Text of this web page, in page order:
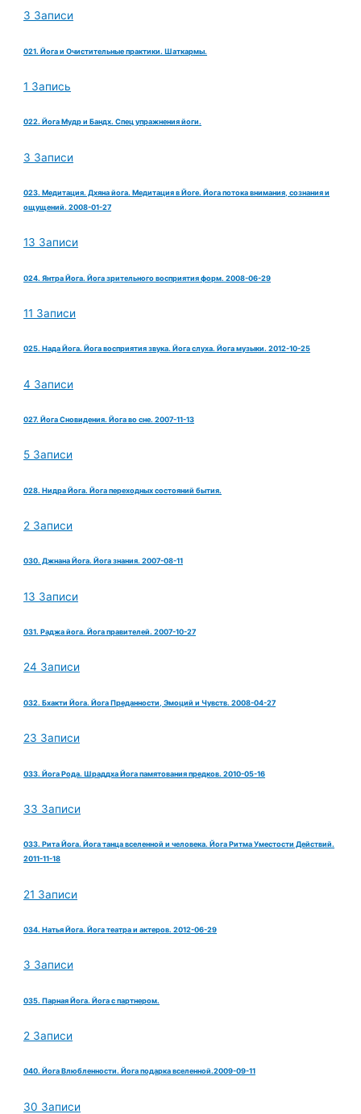
3 Записи
021. Йога и Очистительные практики. Шаткармы.
1 Запись
022. Йога Мудр и Бандх. Спец упражнения йоги.
3 Записи
023. Медитация. Дхяна йога. Медитация в Йоге. Йога потока внимания, сознания и
ощущений. 2008-01-27
13 Записи
024. Янтра Йога. Йога зрительного восприятия форм. 2008-06-29
11 Записи
025. Нада Йога. Йога восприятия звука. Йога слуха. Йога музыки. 2012-10-25
4 Записи
027. Йога Сновидения. Йога во сне. 2007-11-13
5 Записи
028. Нидра Йога. Йога переходных состояний бытия.
2 Записи
030. Джнана Йога. Йога знания. 2007-08-11
13 Записи
031. Раджа йога. Йога правителей. 2007-10-27
24 Записи
032. Бхакти Йога. Йога Преданности, Эмоций и Чувств. 2008-04-27
23 Записи
033. Йога Рода. Шраддха Йога памятования предков. 2010-05-16
33 Записи
033. Рита Йога. Йога танца вселенной и человека. Йога Ритма Уместости Действий.
2011-11-18
21 Записи
034. Натья Йога. Йога театра и актеров. 2012-06-29
3 Записи
035. Парная Йога. Йога с партнером.
2 Записи
040. Йога Влюбленности. Йога подарка вселенной.2009-09-11
30 Записи